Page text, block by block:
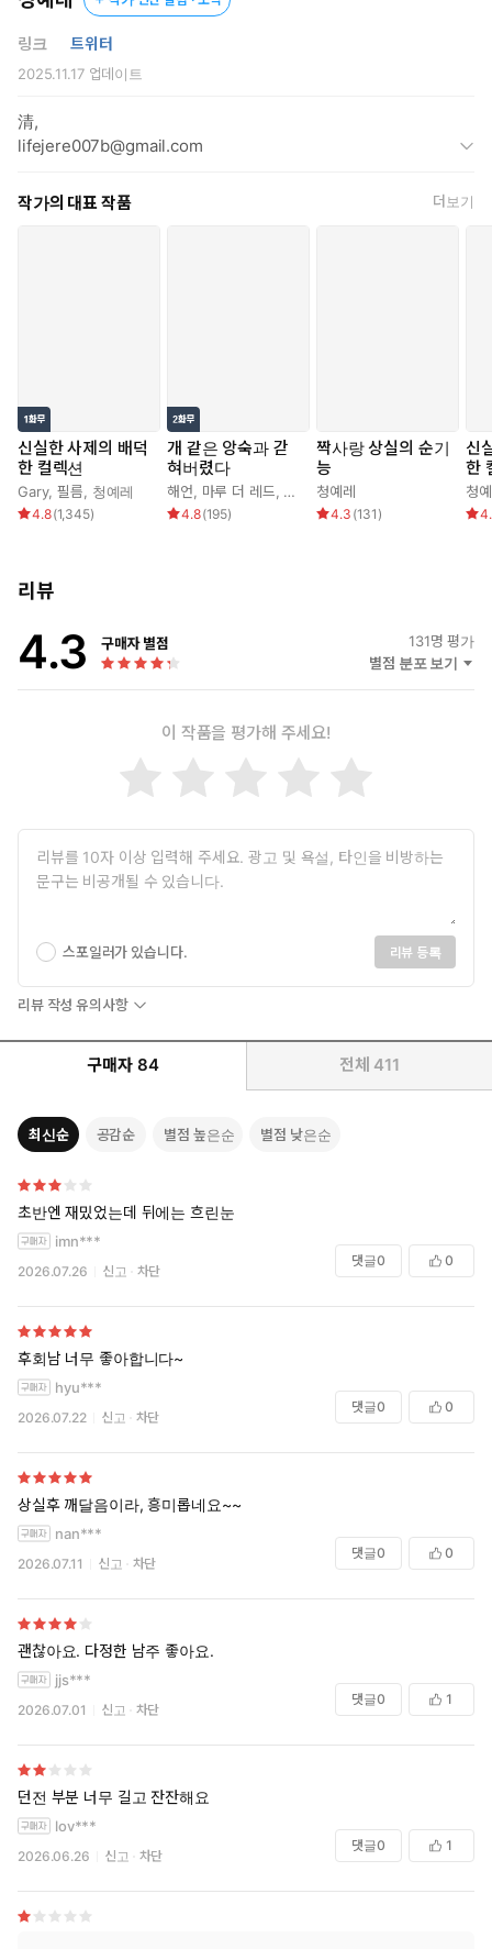
자신을 낯선 사람으로 대하는 콜레트를 본 발레리안의 안색이 창백
해졌다.
* * *
“그러니까… 지금 이게, 저 때문이라는 말씀이네요?”
볼에 닿는 숨결이 뜨거웠다. 입술을 잘근거리던 콜레트는 발레리
안의 불룩해진 하복부를 보았다.
어쩐지 아까보다 더 부피감이 커 보였다.
어쩔 줄 몰라 하는 콜레트의 얼굴을 담은 발레리안의 붉은 눈동자가
링크 트위터
2025.11.17업데이트
清,
lifejere007b@gmail.com
작가의 대표 작품 더보기
신실한 사제의 배덕
한 컬렉션
Gary,필름, 청예레
4.8(1,345)
개 같은 앙숙과 갇
혀버렸다
해언, 마루 더 레드, 청예레
4.8(195)
짝사랑 상실의 순기
능
청예레
4.3 (131 )
신
한
청
리뷰
4.3 구매자 별점 131명 평가
별점 분포 보기
이 작품을 평가해 주세요!
스포일러가 있습니다. 리뷰 등록
리뷰 작성 유의사항
구매자 84 전체 411
최신순 공감순 별점 높은순 별점 낮은순
초반엔 재밌었는데 뒤에는 흐린눈
imn***
2026.07.26 신고 차단
댓글0 0
후회남 너무 좋아합니다~
hyu***
2026.07.22 신고 차단
댓글0 0
상실후 깨달음이라, 흥미롭네요~~
nan***
2026.07.11 신고 차단
댓글0 0
괜찮아요. 다정한 남주 좋아요.
jjs***
2026.07.01 신고 차단
댓글0 1
던전 부분 너무 길고 잔잔해요
lov***
2026.06.26 신고 차단
댓글0 1